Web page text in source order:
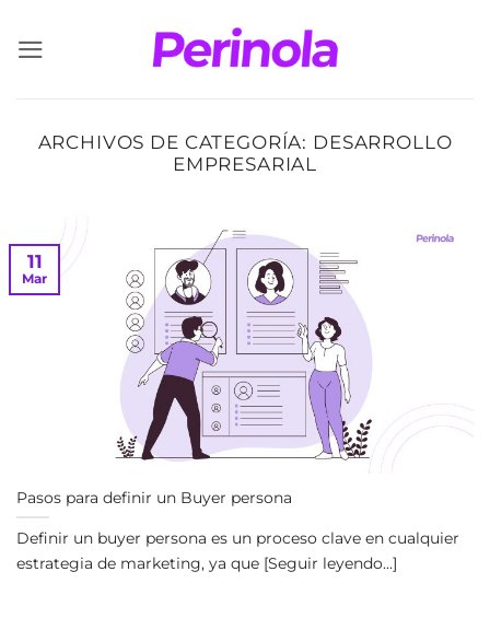
ARCHIVOS DE CATEGORÍA: DESARROLLO
EMPRESARIAL
Pasos para definir un Buyer persona
Definir un buyer persona es un proceso clave en cualquier
estrategia de marketing, ya que [Seguir leyendo...]
11
Mar